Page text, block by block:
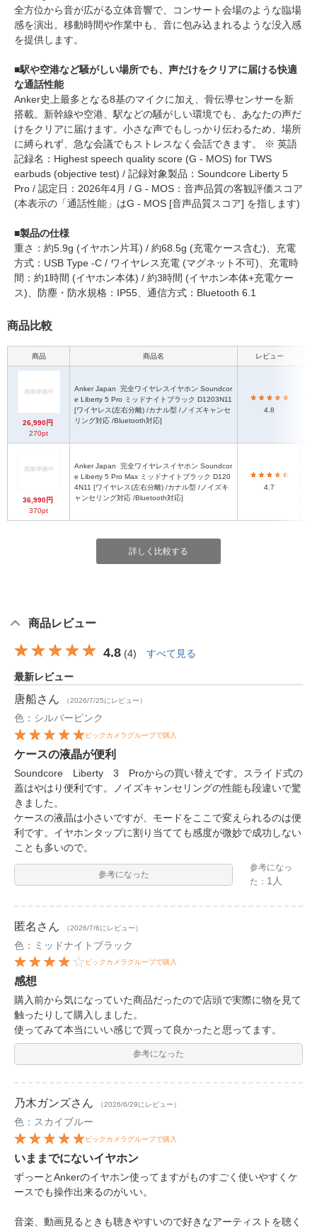
全方位から音が広がる立体音響で、コンサート会場のような臨場
感を演出。移動時間や作業中も、音に包み込まれるような没入感
を提供します。
■駅や空港など騒がしい場所でも、声だけをクリアに届ける快適
な通話性能
Anker史上最多となる8基のマイクに加え、骨伝導センサーを新
搭載。新幹線や空港、駅などの騒がしい環境でも、あなたの声だ
けをクリアに届けます。小さな声でもしっかり伝わるため、場所
に縛られず、急な会議でもストレスなく会話できます。 ※ 英語
記録名：Highest speech quality score (G - MOS) for TWS
earbuds (objective test) / 記録対象製品：Soundcore Liberty 5
Pro / 認定日：2026年4月 / G - MOS：音声品質の客観評価スコア
(本表示の「通話性能」はG - MOS [音声品質スコア] を指します)
■製品の仕様
重さ：約5.9g (イヤホン片耳) / 約68.5g (充電ケース含む)、充電
方式：USB Type -C / ワイヤレス充電 (マグネット不可)、充電時
間：約1時間 (イヤホン本体) / 約3時間 (イヤホン本体+充電ケー
ス)、防塵・防水規格：IP55、通信方式：Bluetooth 6.1
商品比較
商品 商品名 レビュー
26,990円
270pt
Anker Japan
e Liberty 5 Pro ミッドナイトブラック D1203N11
[ワイヤレス(左右分離) /カナル型 /ノイズキャンセ
リング対応 /Bluetooth対応]
4.8
36,990円
370pt
Anker Japan
e Liberty 5 Pro Max ミッドナイトブラック D120
4N11 [ワイヤレス(左右分離) /カナル型 /ノイズキ
ャンセリング対応 /Bluetooth対応]
4.7
詳しく比較する
商品レビュー
4.8 (4) すべて見る
最新レビュー
唐船さん （2026/7/25にレビュー）
色：シルバーピンク
ビックカメラグループで購入
ケースの液晶が便利
Soundcore Liberty 3 Proからの買い替えです。スライド式の
蓋はやはり便利です。ノイズキャンセリングの性能も段違いで驚
きました。
ケースの液晶は小さいですが、モードをここで変えられるのは便
利です。イヤホンタップに割り当てても感度が微妙で成功しない
ことも多いので。
参考になった
参考になっ
た： 1人
匿名 さん （2026/7/6にレビュー）
色：ミッドナイトブラック
ビックカメラグループで購入
感想
購入前から気になっていた商品だったので店頭で実際に物を見て
触ったりして購入しました。
使ってみて本当にいい感じで買って良かったと思ってます。
参考になった
乃木ガンズさん （2026/6/29にレビュー）
色：スカイブルー
ビックカメラグループで購入
いままでにないイヤホン
ずっーとAnkerのイヤホン使ってますがものすごく使いやすくケ
ースでも操作出来るのがいい。
音楽、動画見るときも聴きやすいので好きなアーティストを聴く